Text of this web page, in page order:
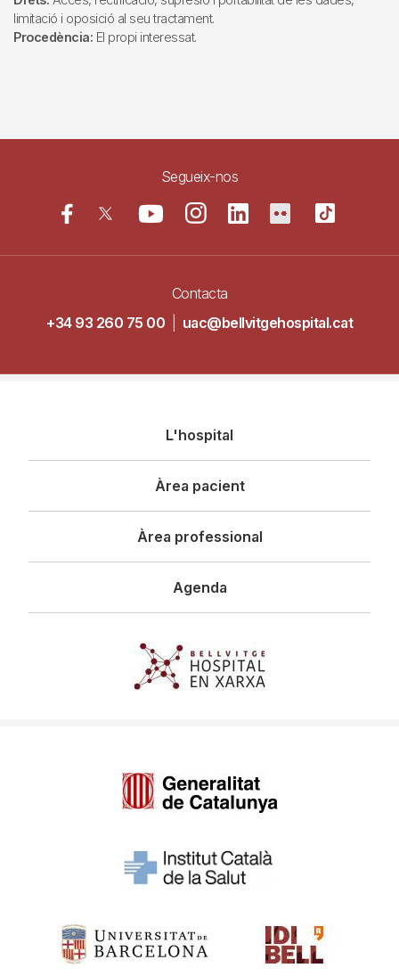
limitació i oposició al seu tractament.
Procedència: El propi interessat.
Segueix-nos
Contacta
+34 93 260 75 00
uac@bellvitgehospital.cat
principal
L'hospital
Àrea pacient
Àrea professional
Agenda